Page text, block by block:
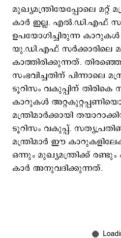
മുഖ്യമന്ത്രിയേപ്പോലെ മറ്റ്
കാര്‍ ഇല്ല. എല്‍.ഡി.എഫ്
ഉപയോഗിച്ചിരുന്ന
യു.ഡി.എഫ് സര്‍ക്കാരിലെ
കാത്തിരിക്കുന്നത്.
സംഭവിച്ചതിന് പിന്നാലെ
ടൂറിസം വകുപ്പിന്
കാറുകള്‍
മന്ത്രിമാര്‍ക്കായി
ടൂറിസം വകുപ്പ്.
മന്ത്രിമാര്‍ ഈ
ഒന്നും മുഖ്യമന്ത്രിക്ക്
കാര്‍ അനുവദിക്കുന്നത്.